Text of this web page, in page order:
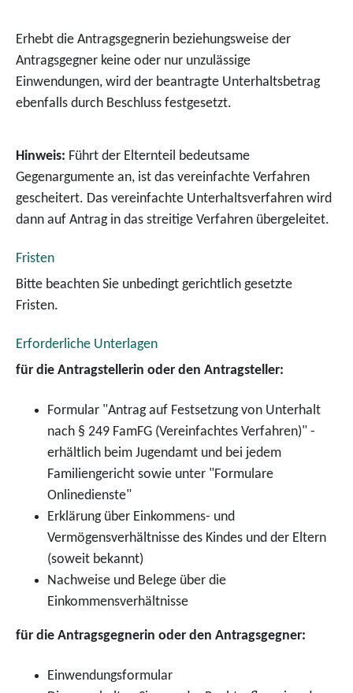
Erhebt die Antragsgegnerin beziehungsweise der
Antragsgegner keine oder nur unzulässige
Einwendungen, wird der beantragte Unterhaltsbetrag
ebenfalls durch Beschluss festgesetzt.
Hinweis: Führt der Elternteil bedeutsame
Gegenargumente an, ist das vereinfachte Verfahren
gescheitert. Das vereinfachte Unterhaltsverfahren wird
dann auf Antrag in das streitige Verfahren übergeleitet.
Fristen
Bitte beachten Sie unbedingt gerichtlich gesetzte
Fristen.
Erforderliche Unterlagen
für die Antragstellerin oder den Antragsteller:
Formular "Antrag auf Festsetzung von Unterhalt
nach § 249 FamFG (Vereinfachtes Verfahren)" -
erhältlich beim Jugendamt und bei jedem
Familiengericht sowie unter "Formulare
Onlinedienste"
Erklärung über Einkommens- und
Vermögensverhältnisse des Kindes und der Eltern
(soweit bekannt)
Nachweise und Belege über die
Einkommensverhältnisse
für die Antragsgegnerin oder den Antragsgegner:
Einwendungsformular